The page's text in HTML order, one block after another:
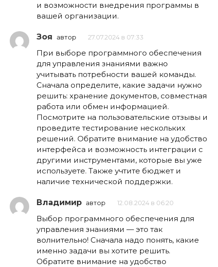
и возможности внедрения программы в
вашей организации.
Зоя автор 27.07.2024 в 07:33
При выборе программного обеспечения
для управления знаниями важно
учитывать потребности вашей команды.
Сначала определите, какие задачи нужно
решить: хранение документов, совместная
работа или обмен информацией.
Посмотрите на пользовательские отзывы и
проведите тестирование нескольких
решений. Обратите внимание на удобство
интерфейса и возможность интеграции с
другими инструментами, которые вы уже
используете. Также учтите бюджет и
наличие технической поддержки.
Владимир автор 12.08.2024 в 06:20
Выбор программного обеспечения для
управления знаниями — это так
волнительно! Сначала надо понять, какие
именно задачи вы хотите решить.
Обратите внимание на удобство